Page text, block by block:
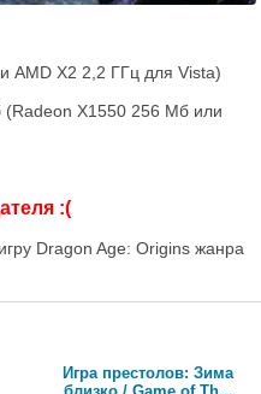
AMD X2 2,2 ГГц для Vista)
(Radeon X1550 256 Мб или
:(
Dragon Age: Origins жанра
Игра престолов: Зима